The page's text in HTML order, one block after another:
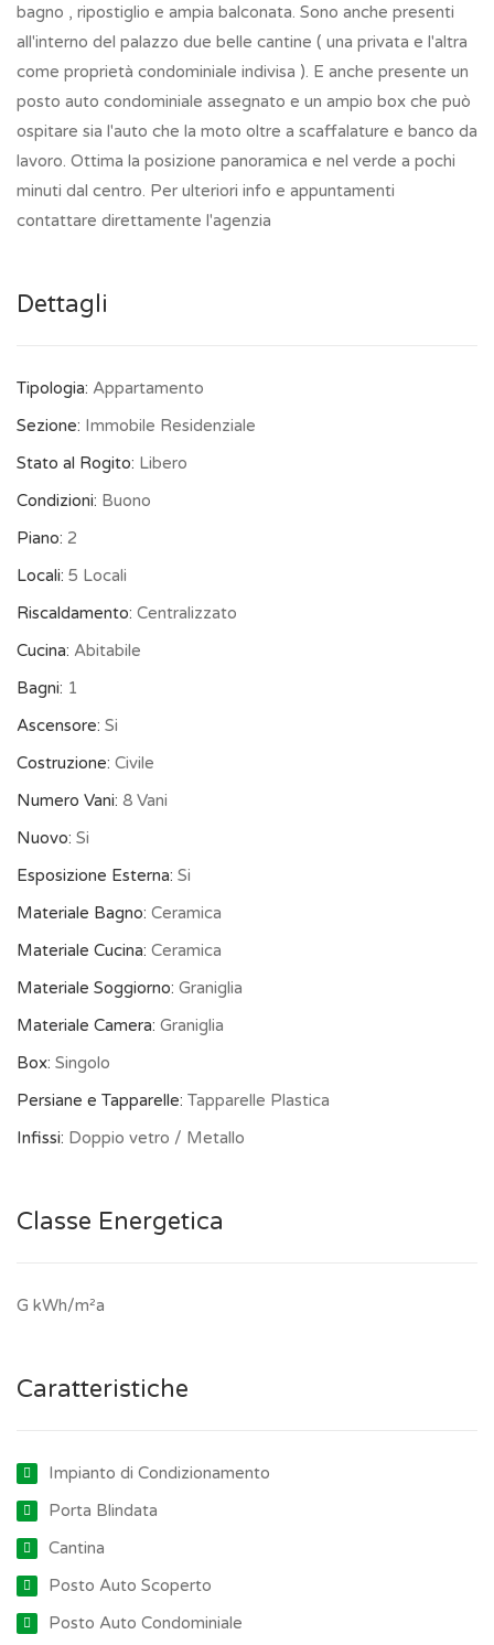
bagno , ripostiglio e ampia balconata. Sono anche presenti
all'interno del palazzo due belle cantine ( una privata e l'altra
come proprietà condominiale indivisa ). E anche presente un
posto auto condominiale assegnato e un ampio box che può
ospitare sia l'auto che la moto oltre a scaffalature e banco da
lavoro. Ottima la posizione panoramica e nel verde a pochi
minuti dal centro. Per ulteriori info e appuntamenti
contattare direttamente l'agenzia
Dettagli
Tipologia: Appartamento
Sezione: Immobile Residenziale
Stato al Rogito: Libero
Condizioni: Buono
Piano: 2
Locali: 5 Locali
Riscaldamento: Centralizzato
Cucina: Abitabile
Bagni: 1
Ascensore: Si
Costruzione: Civile
Numero Vani: 8 Vani
Nuovo: Si
Esposizione Esterna: Si
Materiale Bagno: Ceramica
Materiale Cucina: Ceramica
Materiale Soggiorno: Graniglia
Materiale Camera: Graniglia
Box: Singolo
Persiane e Tapparelle: Tapparelle Plastica
Infissi: Doppio vetro / Metallo
Classe Energetica
G kWh/m²a
Caratteristiche
Impianto di Condizionamento
Porta Blindata
Cantina
Posto Auto Scoperto
Posto Auto Condominiale